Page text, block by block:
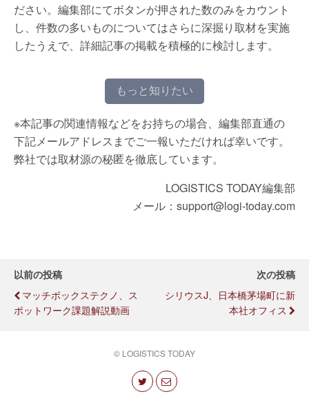
ださい。編集部にてボタンが押された数のみをカウント
し、件数の多いものについてはさらに深掘り取材を実施
したうえで、詳細記事の掲載を積極的に検討します。
もっと知りたい
※本記事の関連情報などをお持ちの場合、編集部直通の
下記メールアドレスまでご一報いただければ幸いです。
弊社では取材源の秘匿を徹底しています。
LOGISTICS TODAY編集部
メール：support@logi-today.com
以前の投稿
マッチボックステクノ、ス
ポットワーク課題解説動画
次の投稿
シリウスJ、日本橋茅場町に新
本社オフィス
© LOGISTICS TODAY